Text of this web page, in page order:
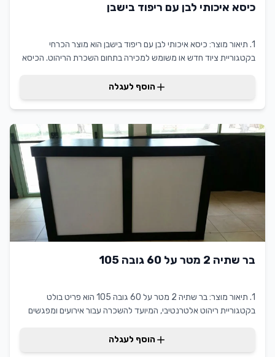
כיסא איכותי לבן עם ריפוד בישבן
1. תיאור מוצר: כיסא איכותי לבן עם ריפוד בישבן הוא מוצר הכרחי
בקטגוריית ציוד חדש או משומש למכירה בתחום השכרת הריהוט. הכיסא
מקצועי או אירוע חברתי. היתרון שלו טמון בנוחות יוצאת הדופן שמספק
הוסף לעגלה
בר שתיה 2 מטר על 60 גובה 105
1. תיאור מוצר: בר שתיה 2 מטר על 60 גובה 105 הוא פריט בולט
בקטגוריית ריהוט אלטרנטיבי, המיועד להשכרה עבור אירועים ומפגשים
מרהיב של עיצוב ופונקציונליות. הודות למידותיו האופטימליות, הוא מתאים
הוסף לעגלה